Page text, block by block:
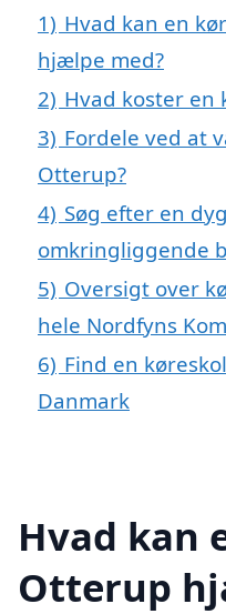
1) Hvad kan en
hjælpe med?
2) Hvad koster en
3) Fordele ved at
Otterup?
4) Søg efter en
omkringliggende
5) Oversigt over
hele Nordfyns
6) Find en
Danmark
Hvad kan
Otterup